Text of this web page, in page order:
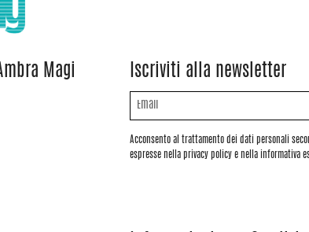
Magi Iscriviti alla newsletter
Acconsento al trattamento dei dati personali
espresse nella privacy policy e nella informativa